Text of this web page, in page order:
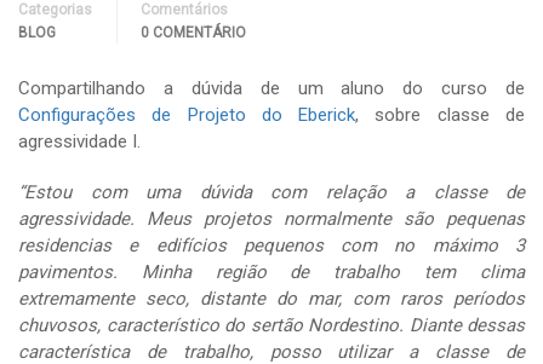
Categorias
BLOG
Comentários
0 COMENTÁRIO
Compartilhando a dúvida de um aluno do curso de
Configurações de Projeto do Eberick, sobre classe de
agressividade I.
“Estou com uma dúvida com relação a classe de
agressividade. Meus projetos normalmente são pequenas
residencias e edifícios pequenos com no máximo 3
pavimentos. Minha região de trabalho tem clima
extremamente seco, distante do mar, com raros períodos
chuvosos, característico do sertão Nordestino. Diante dessas
característica de trabalho, posso utilizar a classe de